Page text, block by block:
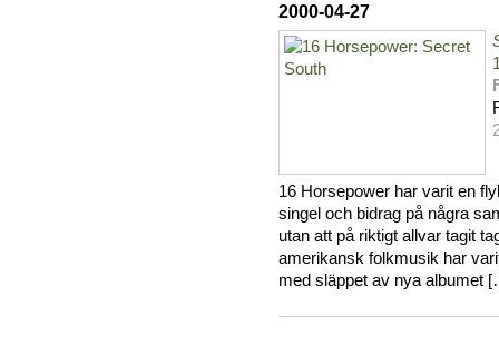
2000-04-27
16 Horsepower har varit en
singel och bidrag på några
utan att på riktigt allvar tagit
amerikansk folkmusik har
med släppet av nya albumet